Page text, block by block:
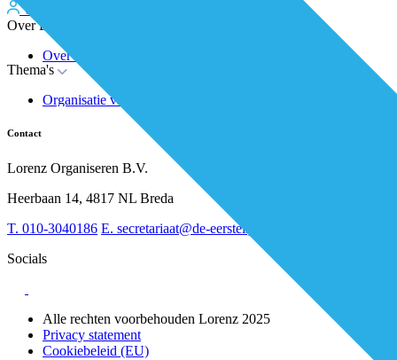
Word kosteloos premium member
Over De Eerstelijns
Over ons
Nieuws
Whitepapers
Over BiancAI
Thema's
Organisatie van zorg
Arbeidsmarkt & vakmanschap
RESV en Leerbehoeften
Digitalisering
Leiderschap & samenwerking
Sociaal domein
Contact
Lorenz Organiseren B.V.
Heerbaan 14, 4817 NL Breda
T. 010-3040186 E. secretariaat@de-eerstelijns.nl
Socials
Alle rechten voorbehouden Lorenz 2025
Privacy statement
Cookiebeleid (EU)